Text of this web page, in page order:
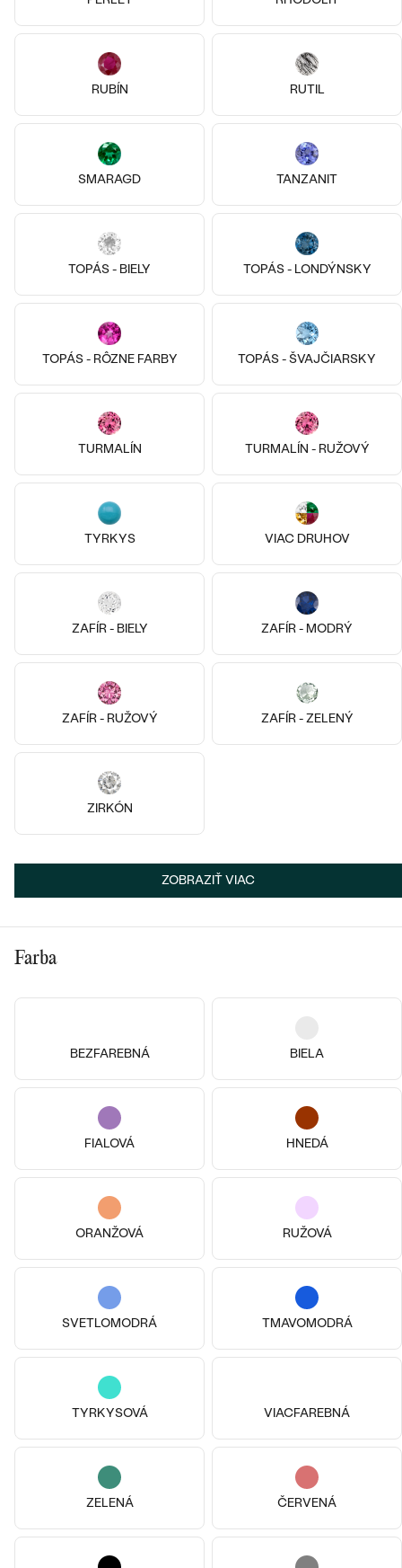
RUBÍN RUTIL
SMARAGD TANZANIT
TOPÁS - BIELY TOPÁS - LONDÝNSKY
TOPÁS - RÔZNE FARBY TOPÁS - ŠVAJČIARSKY
TURMALÍN TURMALÍN - RUŽOVÝ
TYRKYS VIAC DRUHOV
ZAFÍR - BIELY ZAFÍR - MODRÝ
ZAFÍR - RUŽOVÝ ZAFÍR - ZELENÝ
ZIRKÓN
ZOBRAZIŤ VIAC
Farba
BEZFAREBNÁ BIELA
FIALOVÁ HNEDÁ
ORANŽOVÁ RUŽOVÁ
SVETLOMODRÁ TMAVOMODRÁ
TYRKYSOVÁ VIACFAREBNÁ
ZELENÁ ČERVENÁ
Malý princ Malý princ
Malý princ Malý princ
SKLADOM
Striebro, Lab-grown diamant
kameňa
Pozlatené striebro - žltá, Bez
€ 89
Striebro, Bez kameňa
Malý princ
€ 109
Pozlatené striebro - ružová, Bez
€ 109
Pozlatené striebro - žltá, Bez
€ 129